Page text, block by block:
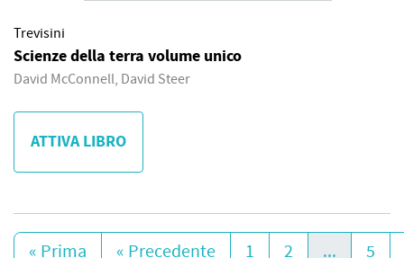
Trevisini
Scienze della terra volume unico
David McConnell, David Steer
ATTIVA LIBRO
« Prima « Precedente 1 2 ... 5